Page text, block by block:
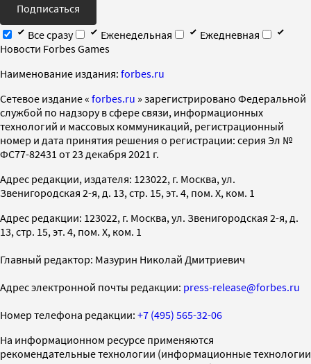
Подписаться
Все сразу
Еженедельная
Ежедневная
Новости Forbes Games
Наименование издания: forbes.ru
Cетевое издание « forbes.ru » зарегистрировано Федеральной
службой по надзору в сфере связи, информационных
технологий и массовых коммуникаций, регистрационный
номер и дата принятия решения о регистрации: серия Эл №
ФС77-82431 от 23 декабря 2021 г.
Адрес редакции, издателя: 123022, г. Москва, ул.
Звенигородская 2-я, д. 13, стр. 15, эт. 4, пом. X, ком. 1
Адрес редакции: 123022, г. Москва, ул. Звенигородская 2-я, д.
13, стр. 15, эт. 4, пом. X, ком. 1
Главный редактор: Мазурин Николай Дмитриевич
Адрес электронной почты редакции: press-release@forbes.ru
Номер телефона редакции: +7 (495) 565-32-06
На информационном ресурсе применяются
рекомендательные технологии (информационные технологии